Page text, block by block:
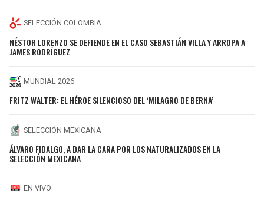
SELECCIÓN COLOMBIA
NÉSTOR LORENZO SE DEFIENDE EN EL CASO SEBASTIÁN VILLA Y ARROPA A
JAMES RODRÍGUEZ
MUNDIAL 2026
FRITZ WALTER: EL HÉROE SILENCIOSO DEL ‘MILAGRO DE BERNA’
SELECCIÓN MEXICANA
ÁLVARO FIDALGO, A DAR LA CARA POR LOS NATURALIZADOS EN LA
SELECCIÓN MEXICANA
EN VIVO